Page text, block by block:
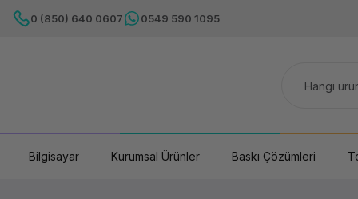
0 (850) 640 0607 0549 590 1095
Bilgisayar Kurumsal Ürünler Baskı Çözümleri